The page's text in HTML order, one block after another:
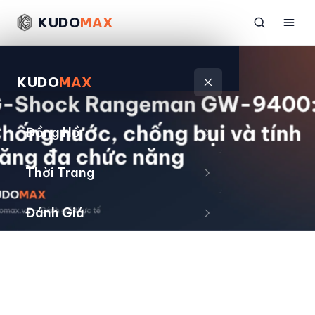
KUDOMAX
KUDOMAX
Đồng Hồ
Thời Trang
Đánh Giá